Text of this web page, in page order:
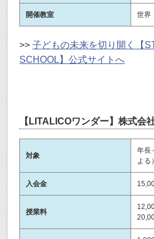
開催教室 世界
>>子どもの未来を切り開く【
SCHOOL】公式サイトへ
【LITALICOワンダー】株式会
対象
年長
よる）
入会金
授業料